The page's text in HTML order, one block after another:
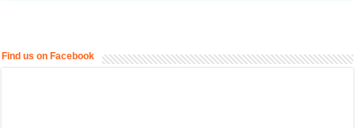
Find us on Facebook